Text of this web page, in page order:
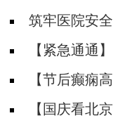
议选择专科医院?
筑牢医院安
防安全培训纪实
【紧急通通
神经内科胡颖教
【节后癫痫
院陈葵博士免费
【国庆看北